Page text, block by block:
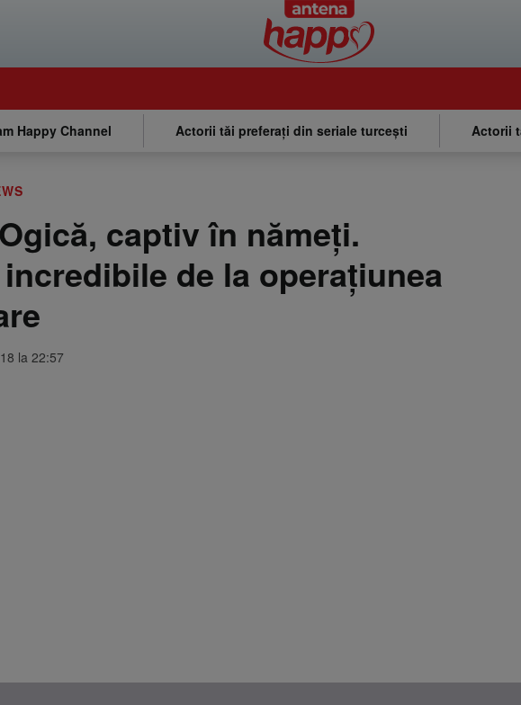
Happy Channel Actorii tăi preferați din seriale turcești Actorii
captiv în nămeți.
de la operațiunea
la 22:57